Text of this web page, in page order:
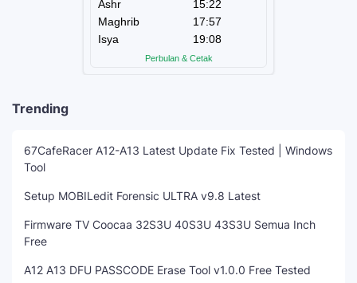
Trending
67CafeRacer A12-A13 Latest Update Fix Tested | Windows
Tool
Setup MOBILedit Forensic ULTRA v9.8 Latest
Firmware TV Coocaa 32S3U 40S3U 43S3U Semua Inch
Free
A12 A13 DFU PASSCODE Erase Tool v1.0.0 Free Tested